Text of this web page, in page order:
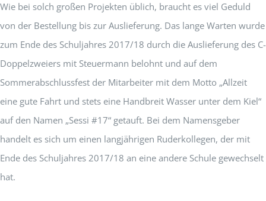
Wie bei solch großen Projekten üblich, braucht es viel Geduld
von der Bestellung bis zur Auslieferung. Das lange Warten wurde
zum Ende des Schuljahres 2017/18 durch die Auslieferung des C-
Doppelzweiers mit Steuermann belohnt und auf dem
Sommerabschlussfest der Mitarbeiter mit dem Motto „Allzeit
eine gute Fahrt und stets eine Handbreit Wasser unter dem Kiel“
auf den Namen „Sessi #17“ getauft. Bei dem Namensgeber
handelt es sich um einen langjährigen Ruderkollegen, der mit
Ende des Schuljahres 2017/18 an eine andere Schule gewechselt
hat.